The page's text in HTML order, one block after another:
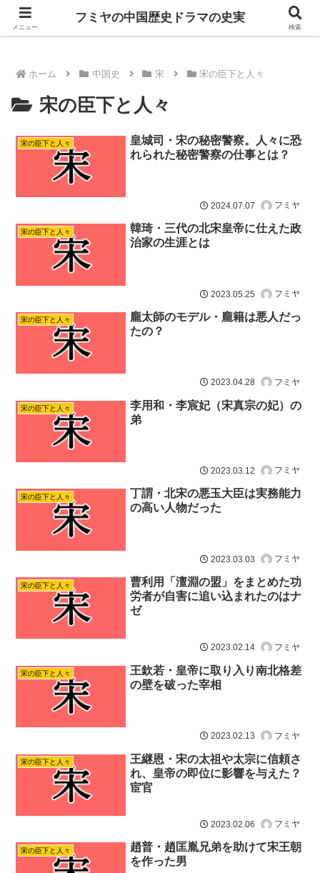
ドラマは歴史を知るともっと面白い！
ホーム 中国史 宋 宋の臣下と人々
宋の臣下と人々
宋の臣下と人々
皇城司・宋の秘密警察。人々に恐
れられた秘密警察の仕事とは？
2024.07.07 フミヤ
宋の臣下と人々
韓琦・三代の北宋皇帝に仕えた政
治家の生涯とは
2023.05.25 フミヤ
宋の臣下と人々
龐太師のモデル・龐籍は悪人だっ
たの？
2023.04.28 フミヤ
宋の臣下と人々
李用和・李宸妃（宋真宗の妃）の
弟
2023.03.12 フミヤ
宋の臣下と人々
丁謂・北宋の悪玉大臣は実務能力
の高い人物だった
2023.03.03 フミヤ
宋の臣下と人々
曹利用「澶淵の盟」をまとめた功
労者が自害に追い込まれたのはナ
ゼ
2023.02.14 フミヤ
宋の臣下と人々
王欽若・皇帝に取り入り南北格差
の壁を破った宰相
2023.02.13 フミヤ
宋の臣下と人々
王継恩・宋の太祖や太宗に信頼さ
れ、皇帝の即位に影響を与えた？
宦官
2023.02.06 フミヤ
宋の臣下と人々
趙普・趙匡胤兄弟を助けて宋王朝
を作った男
メニュー
フミヤの中国歴史ドラマの史実
検索